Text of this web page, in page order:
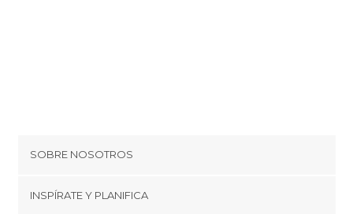
SOBRE NOSOTROS
Cookies
INSPÍRATE Y PLANIFICA